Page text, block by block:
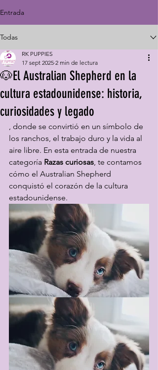
Entrada
Todas
🐶El Australian Shepherd en la
cultura estadounidense: historia,
curiosidades y legado
RK PUPPIES
17 sept 2025 2 min de lectura
, donde se convirtió en un símbolo de
los ranchos, el trabajo duro y la vida al
aire libre. En esta entrada de nuestra
categoría Razas curiosas, te contamos
cómo el Australian Shepherd
conquistó el corazón de la cultura
estadounidense.